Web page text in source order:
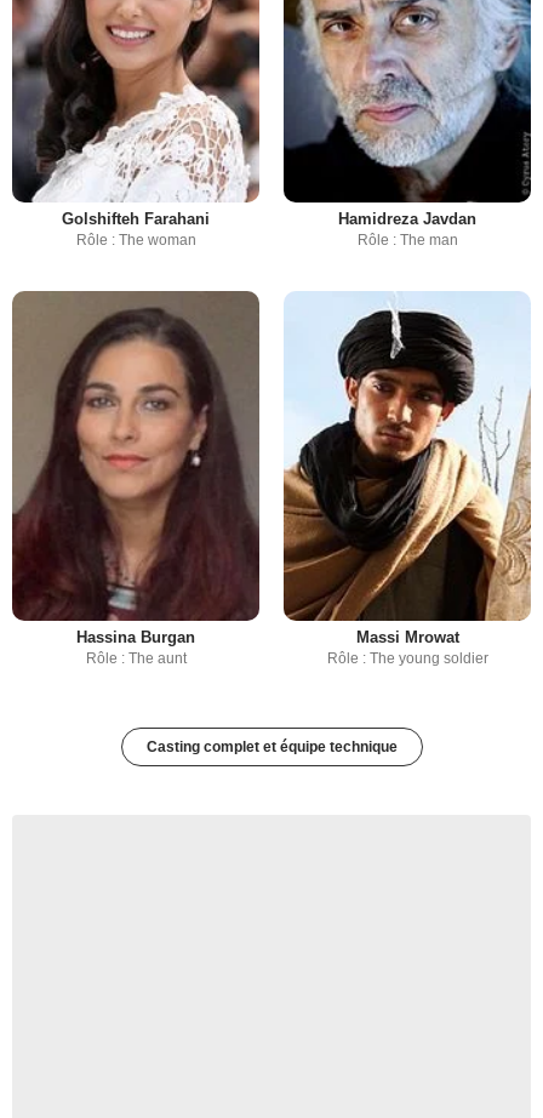
Golshifteh Farahani
Rôle : The woman
Hamidreza Javdan
Rôle : The man
Hassina Burgan
Rôle : The aunt
Massi Mrowat
Rôle : The young soldier
Casting complet et équipe technique